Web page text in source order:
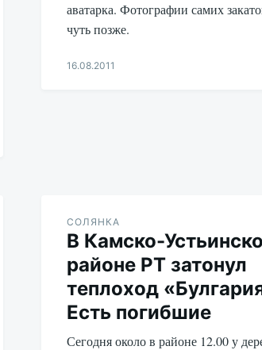
аватарка. Фотографии самих
чуть позже.
16.08.2011
СОЛЯНКА
В Камско-
районе РТ затонул
теплоход
Есть погибшие
Сегодня около в районе 12.00 у